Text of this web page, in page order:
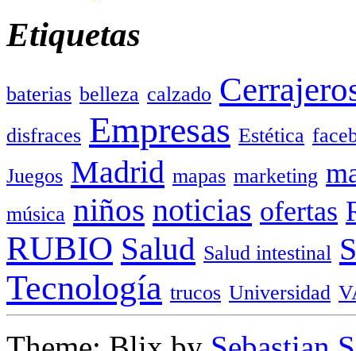
Etiquetas
baterias belleza calzado
disfraces Empresas Estética
Juegos Madrid mapas marketing
música niños noticias ofertas
RUBIO Salud Salud intestinal
Tecnología trucos Universidad